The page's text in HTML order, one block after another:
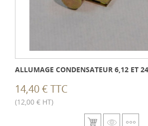
ALLUMAGE CONDENSATEUR 6,12 ET
14,40 € TTC
(12,00 € HT)